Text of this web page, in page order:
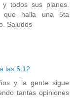
todos sus planes.
que halla una 5ta
Saludos
las 6:12
y la gente sigue
tantas opiniones